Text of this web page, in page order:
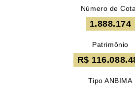
Número de
1.888.174
Patrimônio
R$
Tipo ANBIMA